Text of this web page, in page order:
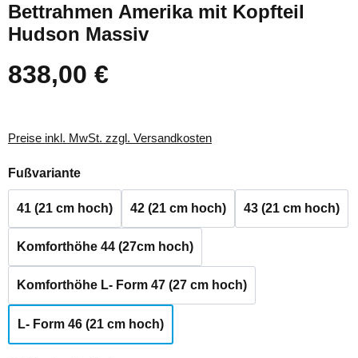
Bettrahmen Amerika mit Kopfteil
Hudson Massiv
Regulärer Preis:
838,00 €
Preise inkl. MwSt. zzgl. Versandkosten
Fußvarianteauswählen
41 (21 cm hoch) 42 (21 cm hoch) 43 (21 cm hoch)
Komforthöhe 44 (27cm hoch)
Komforthöhe L- Form 47 (27 cm hoch)
L- Form 46 (21 cm hoch)